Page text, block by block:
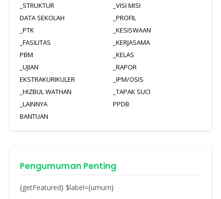
_STRUKTUR
_VISI MISI
DATA SEKOLAH
_PROFIL
_PTK
_KESISWAAN
_FASILITAS
_KERJASAMA
PBM
_KELAS
_UJIAN
_RAPOR
EKSTRAKURIKULER
_IPM/OSIS
_HIZBUL WATHAN
_TAPAK SUCI
_LAINNYA
PPDB
BANTUAN
Pengumuman Penting
{getFeatured} $label={umum}